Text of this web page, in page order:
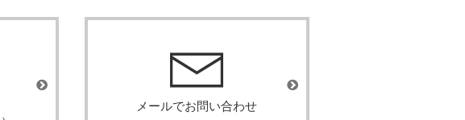
メールでお問い合わせ